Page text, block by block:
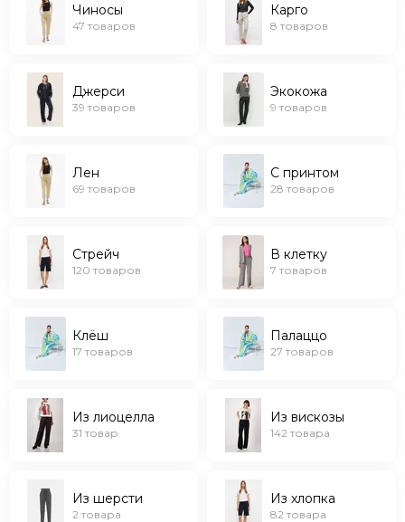
Палаццо
Из лиоцелла
Из шерсти
Из хлопка
Трикотажные
Базовые
Джинсовые
Чиносы
47 товаров
Карго
8 товаров
Джерси
39 товаров
Экокожа
9 товаров
Лен
69 товаров
С принтом
28 товаров
Стрейч
120 товаров
В клетку
7 товаров
Клёш
17 товаров
Палаццо
27 товаров
Из лиоцелла
31 товар
Из вискозы
142 товара
Из шерсти
2 товара
Из хлопка
82 товара